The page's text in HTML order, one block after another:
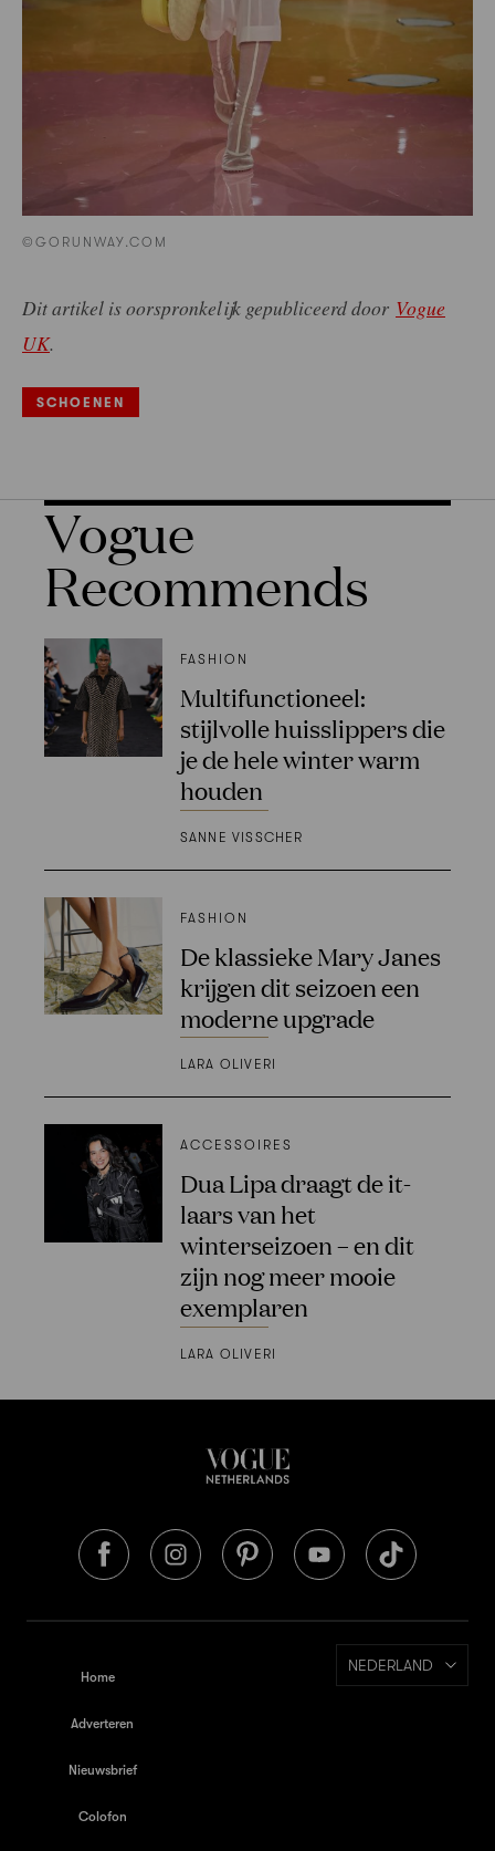
©GORUNWAY.COM
Dit artikel is oorspronkelijk gepubliceerd door Vogue
UK.
SCHOENEN
Vogue
Recommends
FASHION
Multifunctioneel:
stijlvolle huisslippers die
je de hele winter warm
houden
SANNE VISSCHER
FASHION
De klassieke Mary Janes
krijgen dit seizoen een
moderne upgrade
LARA OLIVERI
ACCESSOIRES
Dua Lipa draagt de it-
laars van het
winterseizoen – en dit
zijn nog meer mooie
exemplaren
LARA OLIVERI
Home
Adverteren
Nieuwsbrief
Colofon
NEDERLAND